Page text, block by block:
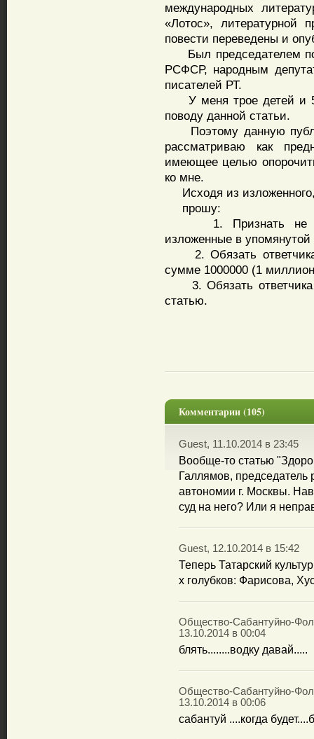
международных
«Лотос»,
повести переведены и
Был председателем
РСФСР, народным
писателей РТ.
У меня трое детей и 5
поводу данной статьи.
Поэтому данную
рассматриваю как
имеющее целью
ко мне.
Исходя из
прошу:
1. Признать не
изложенные в упомянутой
2. Обязать
сумме 1000000 (1
3. Обязать ответчика
статью.
Комментарии (105)
Guest, 11.10.2014 в 23:45
Вообще-то статью
Галлямов, председатель
автономии г. Москвы.
суд на него? Или я
Guest, 12.10.2014 в 15:42
Теперь Татарский
х голубков: Фарисова,
Общество-Сабантуйно-
13.10.2014 в 00:04
блять........водку давай.....
Общество-Сабантуйно-
13.10.2014 в 00:06
сабантуй ....когда